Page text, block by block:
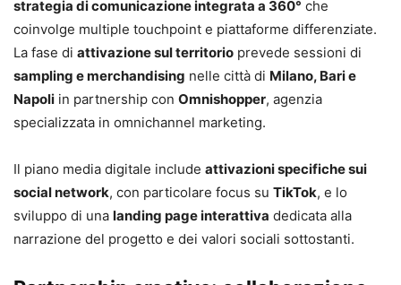
strategia di comunicazione integrata a 360° che
coinvolge multiple touchpoint e piattaforme differenziate.
La fase di attivazione sul territorio prevede sessioni di
sampling e merchandising nelle città di Milano, Bari e
Napoli in partnership con Omnishopper, agenzia
specializzata in omnichannel marketing.
Il piano media digitale include attivazioni specifiche sui
social network, con particolare focus su TikTok, e lo
sviluppo di una landing page interattiva dedicata alla
narrazione del progetto e dei valori sociali sottostanti.